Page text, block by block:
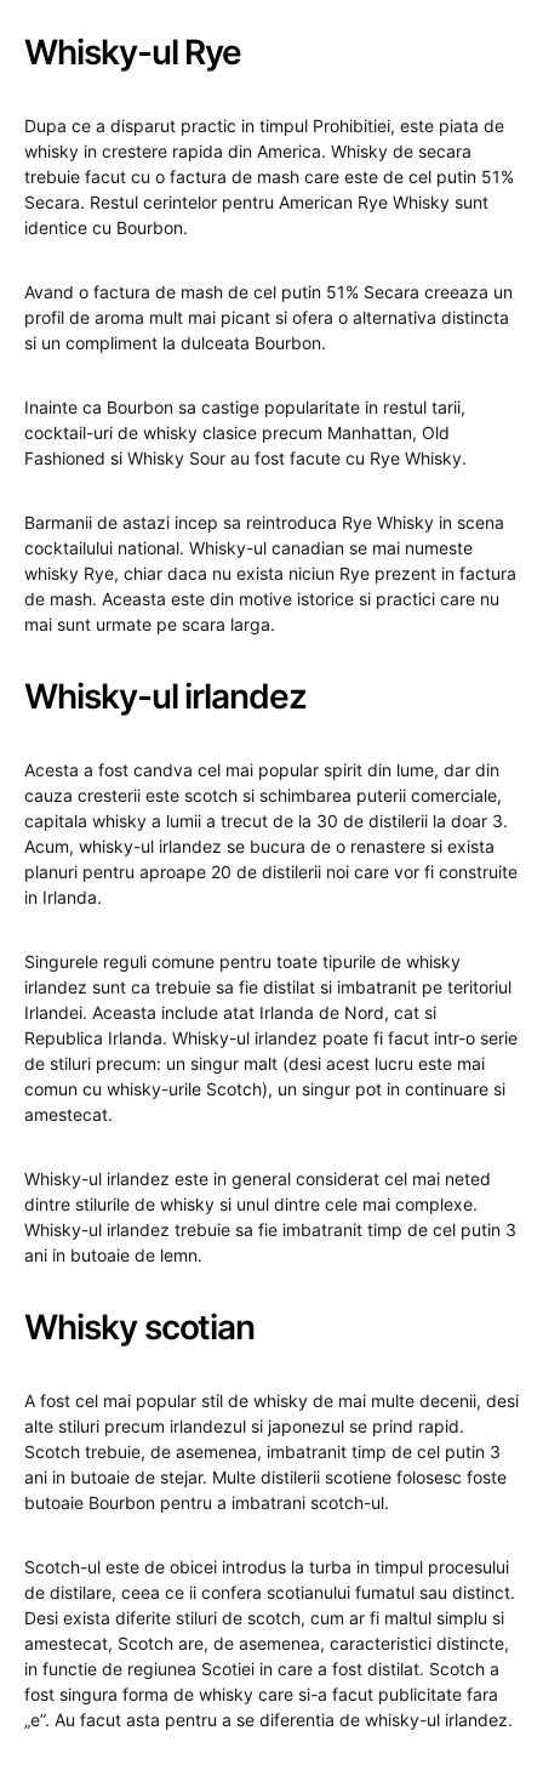
Whisky-ul Rye
Dupa ce a disparut practic in timpul Prohibitiei, este piata de
whisky in crestere rapida din America. Whisky de secara
trebuie facut cu o factura de mash care este de cel putin 51%
Secara. Restul cerintelor pentru American Rye Whisky sunt
identice cu Bourbon.
Avand o factura de mash de cel putin 51% Secara creeaza un
profil de aroma mult mai picant si ofera o alternativa distincta
si un compliment la dulceata Bourbon.
Inainte ca Bourbon sa castige popularitate in restul tarii,
cocktail-uri de whisky clasice precum Manhattan, Old
Fashioned si Whisky Sour au fost facute cu Rye Whisky.
Barmanii de astazi incep sa reintroduca Rye Whisky in scena
cocktailului national. Whisky-ul canadian se mai numeste
whisky Rye, chiar daca nu exista niciun Rye prezent in factura
de mash. Aceasta este din motive istorice si practici care nu
mai sunt urmate pe scara larga.
Whisky-ul irlandez
Acesta a fost candva cel mai popular spirit din lume, dar din
cauza cresterii este scotch si schimbarea puterii comerciale,
capitala whisky a lumii a trecut de la 30 de distilerii la doar 3.
Acum, whisky-ul irlandez se bucura de o renastere si exista
planuri pentru aproape 20 de distilerii noi care vor fi construite
in Irlanda.
Singurele reguli comune pentru toate tipurile de whisky
irlandez sunt ca trebuie sa fie distilat si imbatranit pe teritoriul
Irlandei. Aceasta include atat Irlanda de Nord, cat si
Republica Irlanda. Whisky-ul irlandez poate fi facut intr-o serie
de stiluri precum: un singur malt (desi acest lucru este mai
comun cu whisky-urile Scotch), un singur pot in continuare si
amestecat.
Whisky-ul irlandez este in general considerat cel mai neted
dintre stilurile de whisky si unul dintre cele mai complexe.
Whisky-ul irlandez trebuie sa fie imbatranit timp de cel putin 3
ani in butoaie de lemn.
Whisky scotian
A fost cel mai popular stil de whisky de mai multe decenii, desi
alte stiluri precum irlandezul si japonezul se prind rapid.
Scotch trebuie, de asemenea, imbatranit timp de cel putin 3
ani in butoaie de stejar. Multe distilerii scotiene folosesc foste
butoaie Bourbon pentru a imbatrani scotch-ul.
Scotch-ul este de obicei introdus la turba in timpul procesului
de distilare, ceea ce ii confera scotianului fumatul sau distinct.
Desi exista diferite stiluri de scotch, cum ar fi maltul simplu si
amestecat, Scotch are, de asemenea, caracteristici distincte,
in functie de regiunea Scotiei in care a fost distilat. Scotch a
fost singura forma de whisky care si-a facut publicitate fara
„e”. Au facut asta pentru a se diferentia de whisky-ul irlandez.